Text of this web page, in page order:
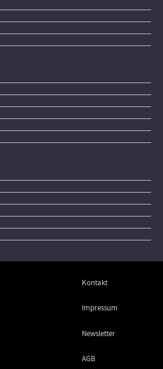
Kontakt
Impressum
Newsletter
AGB